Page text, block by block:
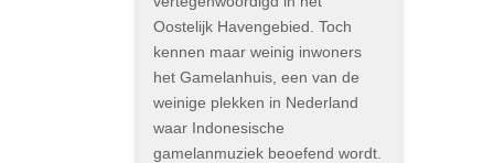
Oostelijk Havengebied. Toch
kennen maar weinig inwoners
het Gamelanhuis, een van de
weinige plekken in Nederland
waar Indonesische
gamelanmuziek beoefend wordt.